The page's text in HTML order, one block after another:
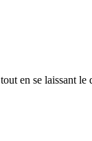
en se laissant